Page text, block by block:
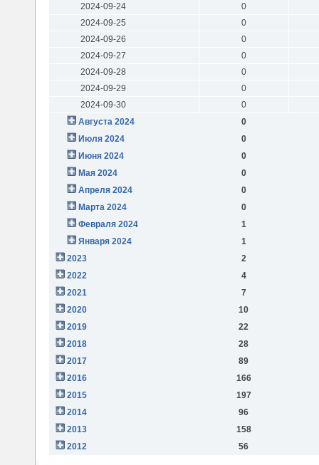
2024-09-24
0
2024-09-25
0
2024-09-26
0
2024-09-27
0
2024-09-28
0
2024-09-29
0
2024-09-30
0
Августа 2024
0
Июля 2024
0
Июня 2024
0
Мая 2024
0
Апреля 2024
0
Марта 2024
0
Февраля 2024
1
Января 2024
1
2023
2
2022
4
2021
7
2020
10
2019
22
2018
28
2017
89
2016
166
2015
197
2014
96
2013
158
2012
56